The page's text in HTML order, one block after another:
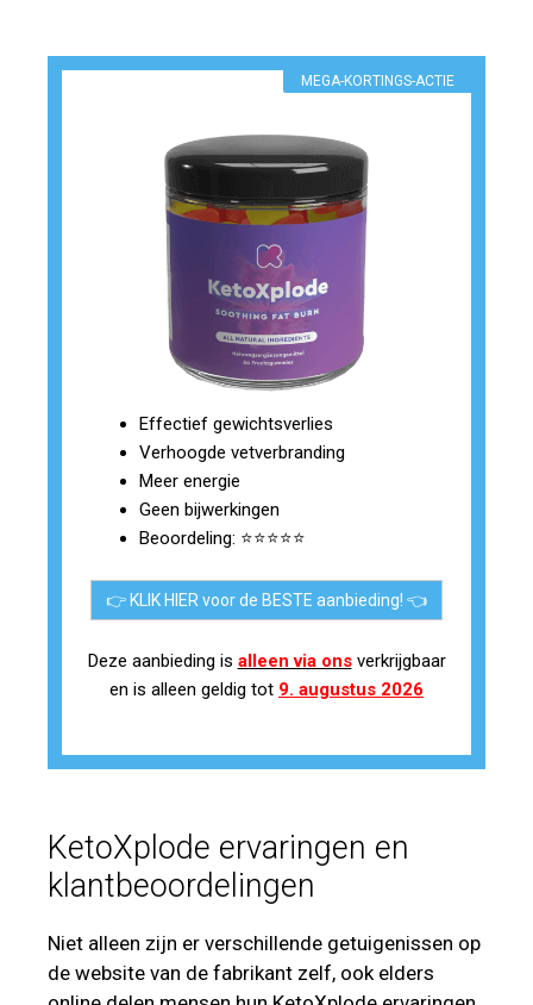
MEGA-KORTINGS-ACTIE
Effectief gewichtsverlies
Verhoogde vetverbranding
Meer energie
Geen bijwerkingen
Beoordeling: ⭐⭐⭐⭐⭐
👉 KLIK HIER voor de BESTE aanbieding! 👈
Deze aanbieding is alleen via onsverkrijgbaar
en is alleen geldig tot 9. augustus 2026
KetoXplode ervaringen en
klantbeoordelingen
Niet alleen zijn er verschillende getuigenissen op
de website van de fabrikant zelf, ook elders